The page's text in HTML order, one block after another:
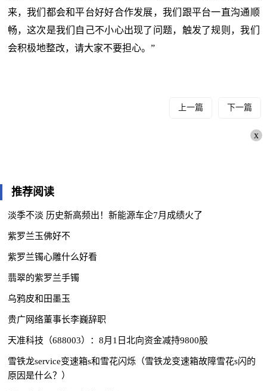
来，我们都会和平台好好合作发展，我们跟平台一直沟通顺
畅，这次是我们自己不小心出现了问题，触发了规则，我们
会积极地整改，请大家不要担心。”
上一篇 下一篇
x
推荐阅读
淡季不淡 历史新高频出！新能源车企7月成绩火了
紫罗兰玉佛好不
紫罗兰镯心雕什么好看
翡翠的紫罗兰手镯
乌鸦皮和田墨玉
贵广网络董事长李巍辞职
天准科技（688003）：8月1日北向资金减持9800股
雪铁龙service变速箱s和雪花闪烁（雪铁龙变速箱故障雪花s闪的
原因是什么？）